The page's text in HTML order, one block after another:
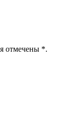
отмечены *.